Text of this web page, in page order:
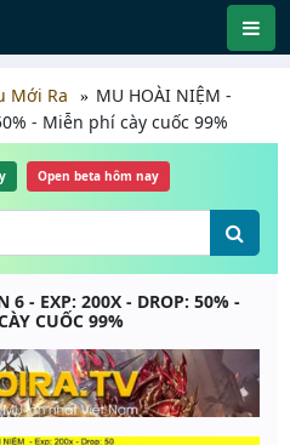
Mới Ra
MU HOÀI NIỆM -
- Miễn phí cày cuốc 99%
Open beta hôm nay
6 - EXP: 200X - DROP: 50% -
CUỐC 99%